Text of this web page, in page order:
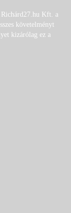
Richárd27.hu Kft. a
követelményt
kizárólag ez a